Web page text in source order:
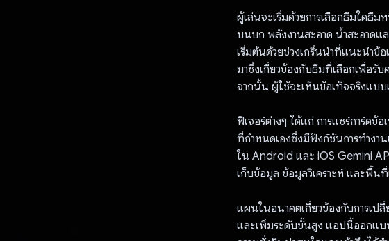
ผู้เล่นจะเริ่มด้วยการเลือกธีมใดธี
บนบก พลังงานสะอาด น้ำสะอาดแ
เริ่มต้นด้วยช่วงเกริ่นนำที่แนะนำข้
มาซึ่งเกี่ยวข้องกับธีมที่เลือกเพื่อรั
จากนั้น ผู้ใช้จะเห็นข้อเท็จจริงแบบ
ฟีเจอร์ต่างๆ ได้แก่ การแชร์การ์ด
ที่กำหนดเองซึ่งมีฟังก์ชันการทำงา
ใน Android และ iOS Gemini
เก็บข้อมูล ข้อมูลวิเคราะห์ และพื้น
แผนในอนาคตเกี่ยวข้องกับการเป
และเพิ่มระดับขั้นสูง แอปนี้ออกแบ